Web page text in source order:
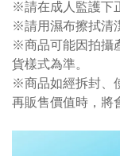
※請在成人監護下
※請用濕布擦拭清
※商品可能因拍攝
貨樣式為準。
※商品如經拆封、
再販售價值時，將